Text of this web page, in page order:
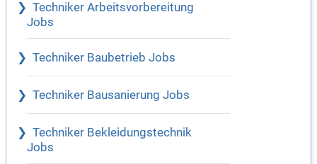
Techniker Arbeitsvorbereitung
Jobs
Techniker Baubetrieb Jobs
Techniker Bausanierung Jobs
Techniker Bekleidungstechnik
Jobs